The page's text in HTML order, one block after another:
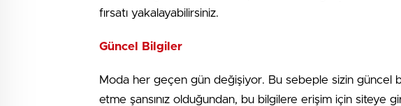
fırsatı yakalayabilirsiniz.
Güncel Bilgiler
Moda her geçen gün değişiyor. Bu sebeple sizin güncel
etme şansınız olduğundan, bu bilgilere erişim için siteye